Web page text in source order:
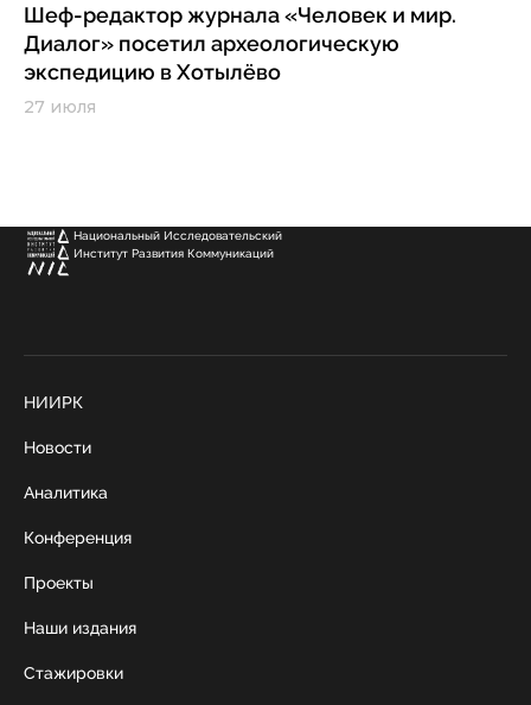
Шеф-редактор журнала «Человек и мир.
Диалог» посетил археологическую
экспедицию в Хотылёво
27 июля
Национальный Исследовательский
Институт Развития Коммуникаций
НИИРК
Новости
Аналитика
Конференция
Проекты
Наши издания
Стажировки